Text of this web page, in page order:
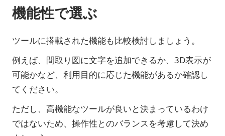
機能性で選ぶ
ツールに搭載された機能も比較検討しましょう。
例えば、間取り図に文字を追加できるか、3D表示が
可能かなど、利用目的に応じた機能があるか確認し
てください。
ただし、高機能なツールが良いと決まっているわけ
ではないため、操作性とのバランスを考慮して決め